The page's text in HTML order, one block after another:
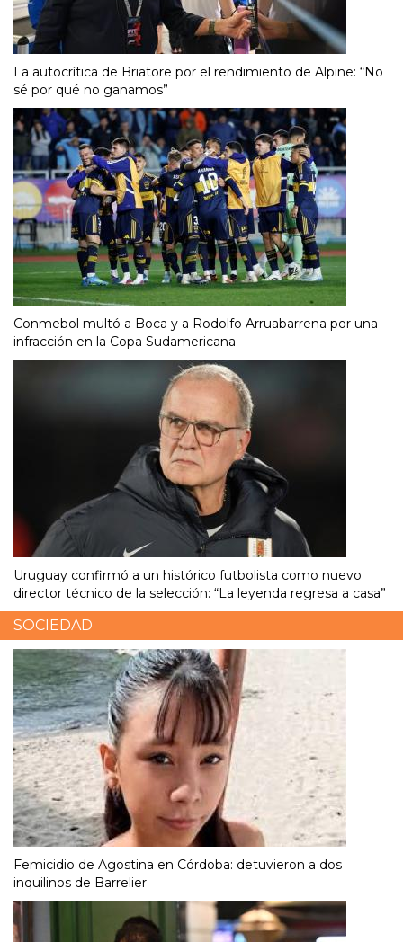
La autocrítica de Briatore por el rendimiento de Alpine: “No
sé por qué no ganamos”
Conmebol multó a Boca y a Rodolfo Arruabarrena por una
infracción en la Copa Sudamericana
Uruguay confirmó a un histórico futbolista como nuevo
director técnico de la selección: “La leyenda regresa a casa”
SOCIEDAD
Femicidio de Agostina en Córdoba: detuvieron a dos
inquilinos de Barrelier